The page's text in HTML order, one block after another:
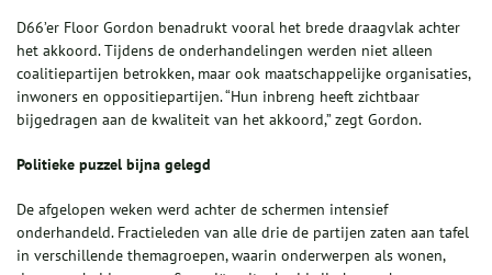
D66’er Floor Gordon benadrukt vooral het brede draagvlak achter
het akkoord. Tijdens de onderhandelingen werden niet alleen
coalitiepartijen betrokken, maar ook maatschappelijke organisaties,
inwoners en oppositiepartijen. “Hun inbreng heeft zichtbaar
bijgedragen aan de kwaliteit van het akkoord,” zegt Gordon.
Politieke puzzel bijna gelegd
De afgelopen weken werd achter de schermen intensief
onderhandeld. Fractieleden van alle drie de partijen zaten aan tafel
in verschillende themagroepen, waarin onderwerpen als wonen,